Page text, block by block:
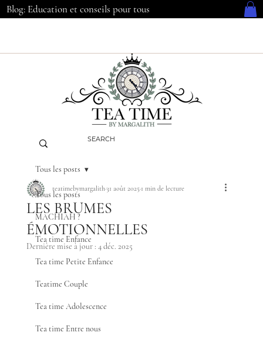
Blog: Education et conseils pour tous
Tous les posts
MACHIAH ?
Tea time Enfance
Tea time Petite Enfance
Teatime Couple
Tea time Adolescence
Tea time Entre nous
Tous les posts
LES BRUMES
ÉMOTIONNELLES
teatimebymargalith31 août 20251 min de lecture
Dernière mise à jour : 4 déc. 2025